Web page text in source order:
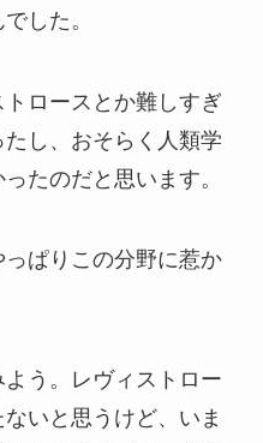
した。
ロースとか難しすぎ
し、おそらく人類学
たのだと思います。
ぱりこの分野に惹か
う。レヴィストロー
いと思うけど、いま